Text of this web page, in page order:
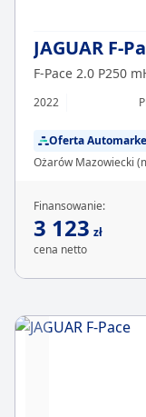
JAGUAR F-
F-Pace 2.0 P250
2022
Oferta
Ożarów Mazowiecki
Finansowanie:
3 123 zł
cena netto